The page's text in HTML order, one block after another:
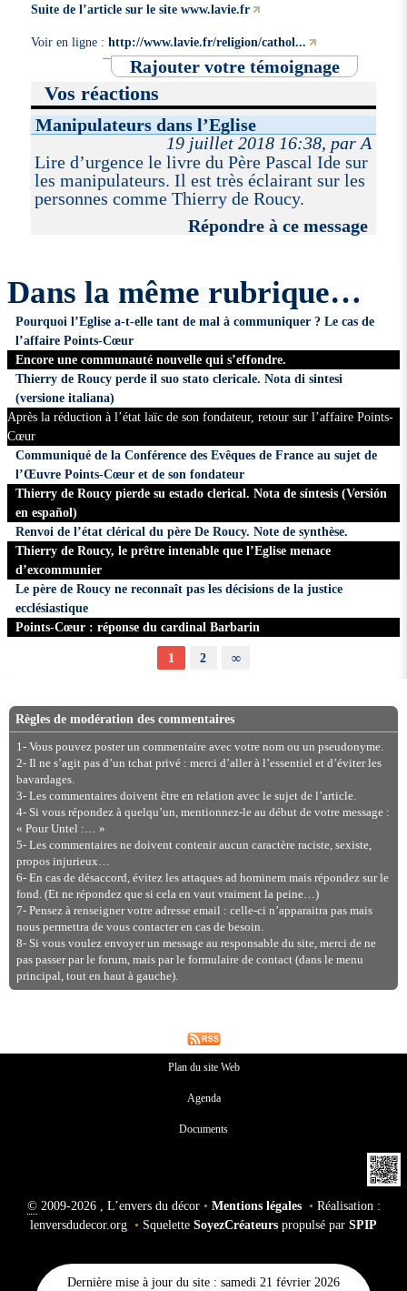
Suite de l’article sur le site www.lavie.fr
Voir en ligne :http://www.lavie.fr/religion/cathol...
Rajouter votre témoignage
Vos réactions
Manipulateurs dans l’Eglise
19 juillet 2018 16:38, par A
Lire d’urgence le livre du Père Pascal Ide sur
les manipulateurs. Il est très éclairant sur les
personnes comme Thierry de Roucy.
Répondre à ce message
Dans la même rubrique…
Pourquoi l’Eglise a-t-elle tant de mal à communiquer ? Le cas de
l’affaire Points-Cœur
Encore une communauté nouvelle qui s’effondre.
Thierry de Roucy perde il suo stato clericale. Nota di sintesi
(versione italiana)
Après la réduction à l’état laïc de son fondateur, retour sur l’affaire Points-
Cœur
Communiqué de la Conférence des Evêques de France au sujet de
l’Œuvre Points-Cœur et de son fondateur
Thierry de Roucy pierde su estado clerical. Nota de síntesis (Versión
en español)
Renvoi de l’état clérical du père De Roucy. Note de synthèse.
Thierry de Roucy, le prêtre intenable que l’Eglise menace
d’excommunier
Le père de Roucy ne reconnaît pas les décisions de la justice
ecclésiastique
Points-Cœur : réponse du cardinal Barbarin
1 2 ∞
Règles de modération des commentaires
1- Vous pouvez poster un commentaire avec votre nom ou un pseudonyme.
2- Il ne s’agit pas d’un tchat privé : merci d’aller à l’essentiel et d’éviter les
bavardages.
3- Les commentaires doivent être en relation avec le sujet de l’article.
4- Si vous répondez à quelqu’un, mentionnez-le au début de votre message :
« Pour Untel :… »
5- Les commentaires ne doivent contenir aucun caractère raciste, sexiste,
propos injurieux…
6- En cas de désaccord, évitez les attaques ad hominem mais répondez sur le
fond. (Et ne répondez que si cela en vaut vraiment la peine…)
7- Pensez à renseigner votre adresse email : celle-ci n’apparaitra pas mais
nous permettra de vous contacter en cas de besoin.
8- Si vous voulez envoyer un message au responsable du site, merci de ne
pas passer par le forum, mais par le formulaire de contact (dans le menu
principal, tout en haut à gauche).
Plan du site Web
Agenda
Documents
©2009-2026 , L’envers du décor • Mentions légales • Réalisation :
lenversdudecor.org • Squelette SoyezCréateurs propulsé par SPIP
Dernière mise à jour du site : samedi 21 février 2026